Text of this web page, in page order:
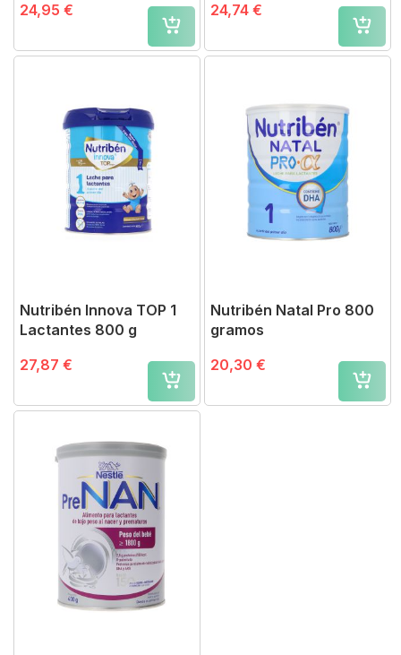
24,95 €
24,74 €
Nutribén Innova TOP 1
Lactantes 800 g
27,87 €
Nutribén Natal Pro 800
gramos
20,30 €